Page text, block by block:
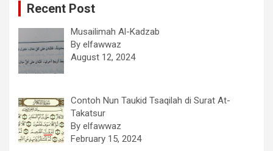
Recent Post
Musailimah Al-Kadzab
By elfawwaz
August 12, 2024
Contoh Nun Taukid Tsaqilah di Surat At-
Takatsur
By elfawwaz
February 15, 2024